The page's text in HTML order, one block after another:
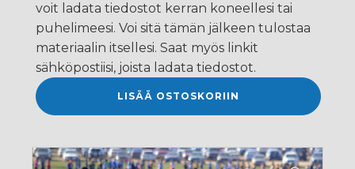
voit ladata tiedostot kerran koneellesi tai
puhelimeesi. Voi sitä tämän jälkeen tulostaa
materiaalin itsellesi. Saat myös linkit
sähköpostiisi, joista ladata tiedostot.
Jalkapallo
|
määrä
LISÄÄ OSTOSKORIIN